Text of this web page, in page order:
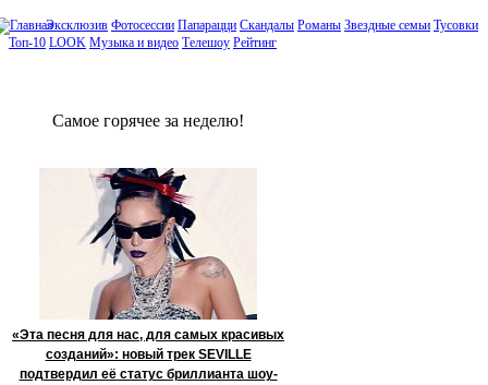
Эксклюзив Фотосессии Папарацци Скандалы Романы Звездные семьи Тусовки
Топ-10 LOOK Музыка и видео Телешоу Рейтинг
Сaмое гoрячее за неделю!
«Эта песня для нас, для самых красивых
созданий»: новый трек SEVILLE
подтвердил её статус бриллианта шоу-